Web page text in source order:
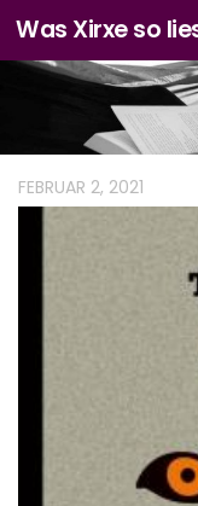
Zum Inhalt
Was Xirxe so
FEBRUAR 2, 2021